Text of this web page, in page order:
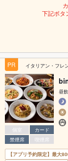
下記ボタ
PR イタリアン・フレ
個室
カード
禁煙席
喫煙席
昼
【アプリ予約限定】最大